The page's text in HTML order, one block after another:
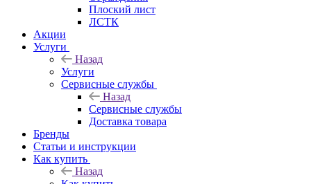
Плоский лист
ЛСТК
Акции
Услуги
Назад
Услуги
Сервисные службы
Назад
Сервисные службы
Доставка товара
Бренды
Статьи и инструкции
Как купить
Назад